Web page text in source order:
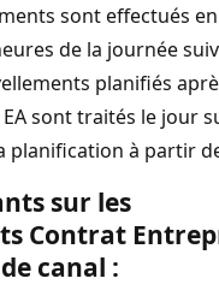
sont effectués
de la journée
planifiés
EA sont traités le jour
planification à partir
sur les
Contrat
canal :